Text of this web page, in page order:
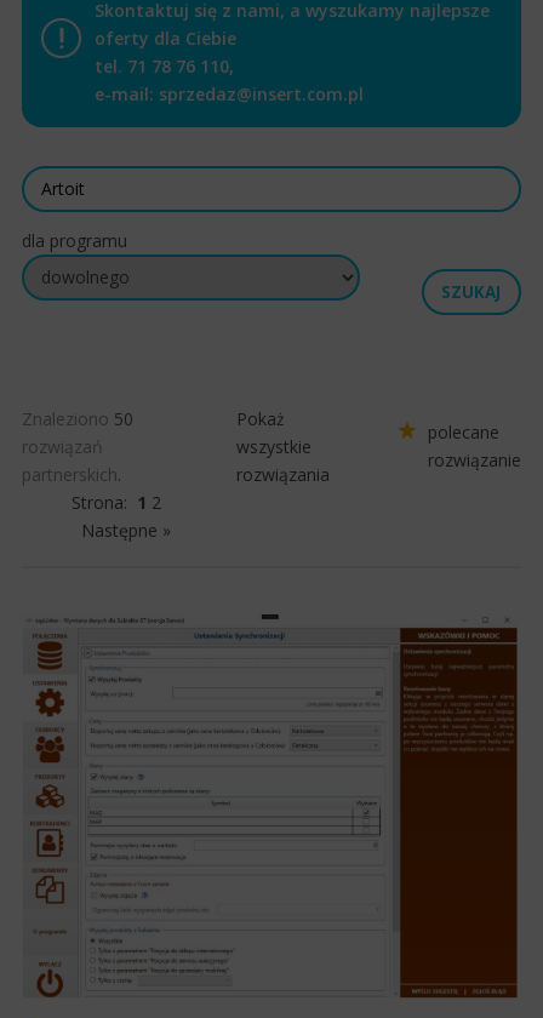
Skontaktuj się z nami, a wyszukamy najlepsze
oferty dla Ciebie
tel. 71 78 76 110,
e-mail: sprzedaz@insert.com.pl
dla programu
Znaleziono 50
rozwiązań
partnerskich.
Pokaż
wszystkie
rozwiązania
polecane
rozwiązanie
Strona: 1 2
Następne »